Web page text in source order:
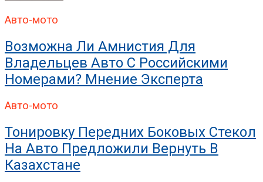
Авто-мото
Возможна Ли Амнистия Для
Владельцев Авто С Российскими
Номерами? Мнение Эксперта
Авто-мото
Тонировку Передних Боковых Стекол
На Авто Предложили Вернуть В
Казахстане